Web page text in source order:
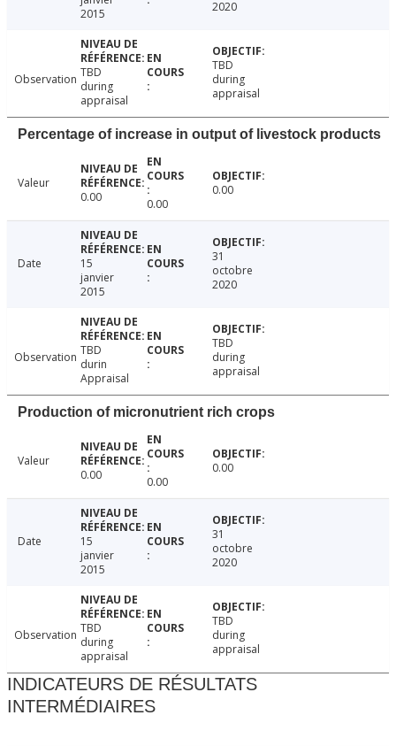
2015
2020
Observation TBD
during
appraisal
TBD
during
appraisal
Percentage of increase in output of livestock products
Valeur
0.00
0.00
0.00
Date
15
janvier
2015
31
octobre
2020
Observation TBD
durin
Appraisal
TBD
during
appraisal
Production of micronutrient rich crops
Valeur
0.00
0.00
0.00
Date
15
janvier
2015
31
octobre
2020
Observation TBD
during
appraisal
TBD
during
appraisal
INDICATEURS DE RÉSULTATS
INTERMÉDIAIRES